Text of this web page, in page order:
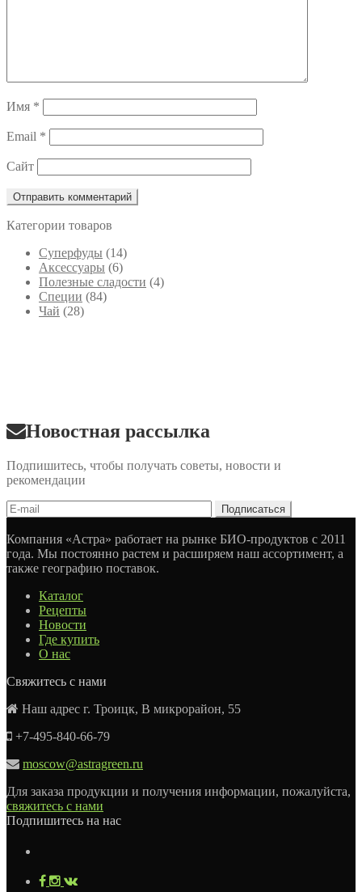
Имя *
Email *
Сайт
Категории товаров
Cуперфуды (14)
Аксессуары (6)
Полезные сладости (4)
Специи (84)
Чай (28)
Новостная рассылка
Подпишитесь, чтобы получать советы, новости и
рекомендации
Компания «Астра» работает на рынке БИО-продуктов с 2011
года. Мы постоянно растем и расширяем наш ассортимент, а
также географию поставок.
Каталог
Рецепты
Новости
Где купить
О нас
Свяжитесь с нами
Наш адрес г. Троицк, В микрорайон, 55
+7-495-840-66-79
moscow@astragreen.ru
Для заказа продукции и получения информации, пожалуйста,
свяжитесь с нами
Подпишитесь на нас